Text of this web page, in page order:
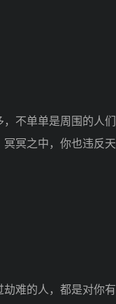
单单是周围的人
冥之中，你也违反
的人，都是对你